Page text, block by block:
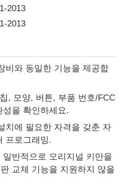
2013
2013
비와 동일한 기능을 제공합
, 모양, 버튼, 부품 번호/FCC
을 확인하세요.
치에 필요한 자격을 갖춘 자
프로그래밍.
반적으로 오리지널 키만을
교체 기능을 지원하지 않을